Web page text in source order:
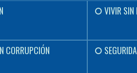
VIVIR SIN
CORRUPCIÓN